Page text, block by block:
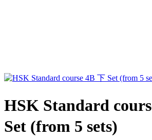
HSK Standard
Set (from 5 sets)